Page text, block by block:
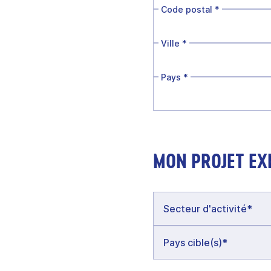
Code postal *
Ville *
Pays *
MON PROJET